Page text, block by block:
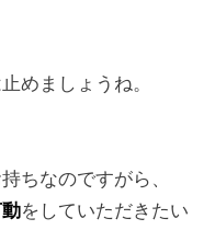
めましょうね。
ちなのですがら、
をしていただきたい